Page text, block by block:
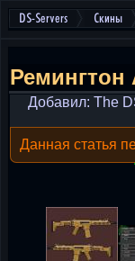
DS-Servers Скины
Ремингтон
Добавил: The
Данная статья